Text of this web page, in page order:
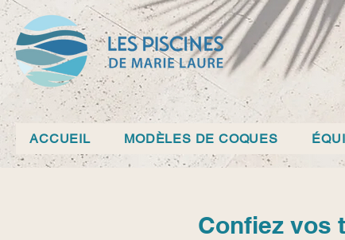
ACCUEIL MODÈLES DE COQUES
Confiez vos